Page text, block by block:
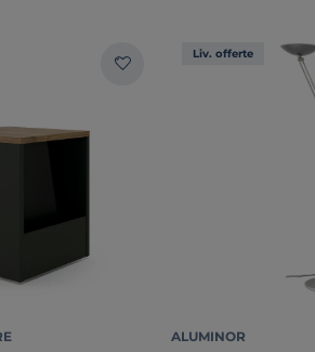
Liv. offerte
ALUMINOR